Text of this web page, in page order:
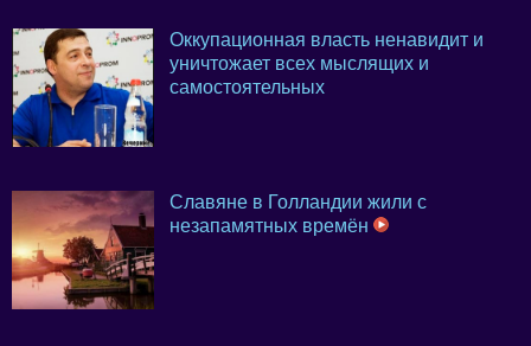
Оккупационная власть ненавидит и
уничтожает всех мыслящих и
самостоятельных
Славяне в Голландии жили с
незапамятных времён